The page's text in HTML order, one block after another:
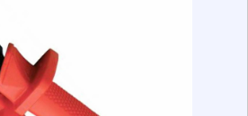
fiação solta ou conexões
é importante verificar se os
de acordo com as normas
algum problema, é importante
corretiva imediatamente para